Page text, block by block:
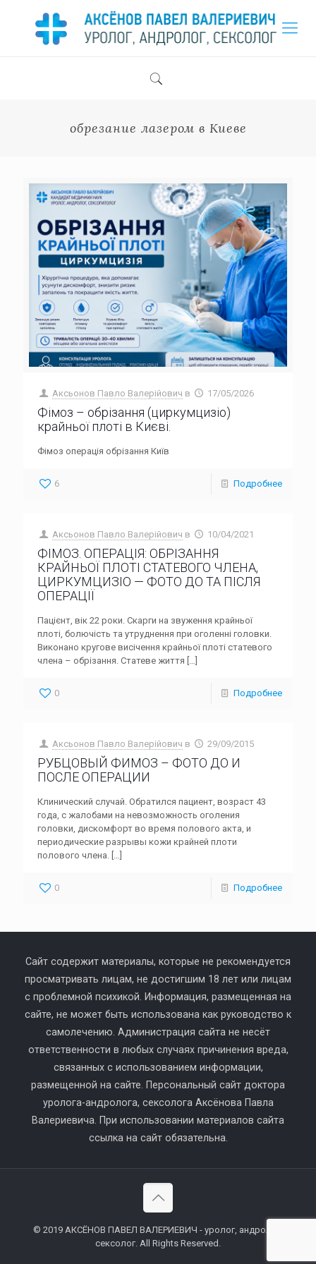
обрезание лазером в Киеве
Аксьонов Павло Валерійович в 17/05/2026
Фімоз – обрізання (циркумцизіо)
крайньої плоті в Києві.
Фімоз операція обрізання Київ
6 Подробнее
Аксьонов Павло Валерійович в 10/04/2021
ФІМОЗ. ОПЕРАЦІЯ: ОБРІЗАННЯ
КРАЙНЬОЇ ПЛОТІ СТАТЕВОГО ЧЛЕНА,
ЦИРКУМЦИЗІО — ФОТО ДО ТА ПІСЛЯ
ОПЕРАЦІЇ
Пацієнт, вік 22 роки. Скарги на звуження крайньої
плоті, болючість та утруднення при оголенні головки.
Виконано кругове висічення крайньої плоті статевого
члена – обрізання. Статеве життя […]
0 Подробнее
Аксьонов Павло Валерійович в 29/09/2015
РУБЦОВЫЙ ФИМОЗ – ФОТО ДО И
ПОСЛЕ ОПЕРАЦИИ
Клинический случай. Обратился пациент, возраст 43
года, с жалобами на невозможность оголения
головки, дискомфорт во время полового акта, и
периодические разрывы кожи крайней плоти
полового члена. […]
0 Подробнее
Сайт содержит материалы, которые не рекомендуется
просматривать лицам, не достигшим 18 лет или лицам
с проблемной психикой. Информация, размещенная на
сайте, не может быть использована как руководство к
самолечению. Администрация сайта не несёт
ответственности в любых случаях причинения вреда,
связанных с использованием информации,
размещенной на сайте. Персональный сайт доктора
уролога-андролога, сексолога Аксёнова Павла
Валериевича. При использовании материалов сайта
ссылка на сайт обязательна.
© 2019 АКСЁНОВ ПАВЕЛ ВАЛЕРИЕВИЧ - уролог, андролог,
сексолог. All Rights Reserved.